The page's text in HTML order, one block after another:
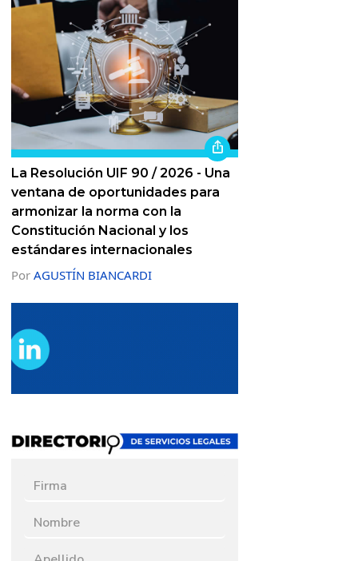
La Resolución UIF 90 / 2026 - Una
ventana de oportunidades para
armonizar la norma con la
Constitución Nacional y los
estándares internacionales
Por AGUSTÍN BIANCARDI